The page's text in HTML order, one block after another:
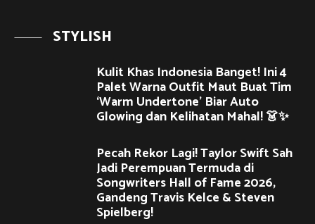
STYLISH
Kulit Khas Indonesia Banget! Ini 4
Palet Warna Outfit Maut Buat Tim
‘Warm Undertone’ Biar Auto
Glowing dan Kelihatan Mahal! 👗✨
Pecah Rekor Lagi! Taylor Swift Sah
Jadi Perempuan Termuda di
Songwriters Hall of Fame 2026,
Gandeng Travis Kelce & Steven
Spielberg!